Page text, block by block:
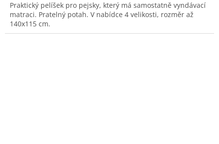
z
5
hvězdiček.
Praktický pelíšek pro pejsky, který má samostatně vyndávací
matraci. Pratelný potah. V nabídce 4 velikosti, rozměr až
140x115 cm.